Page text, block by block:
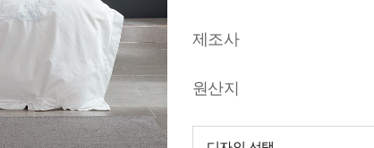
제조사
원산지